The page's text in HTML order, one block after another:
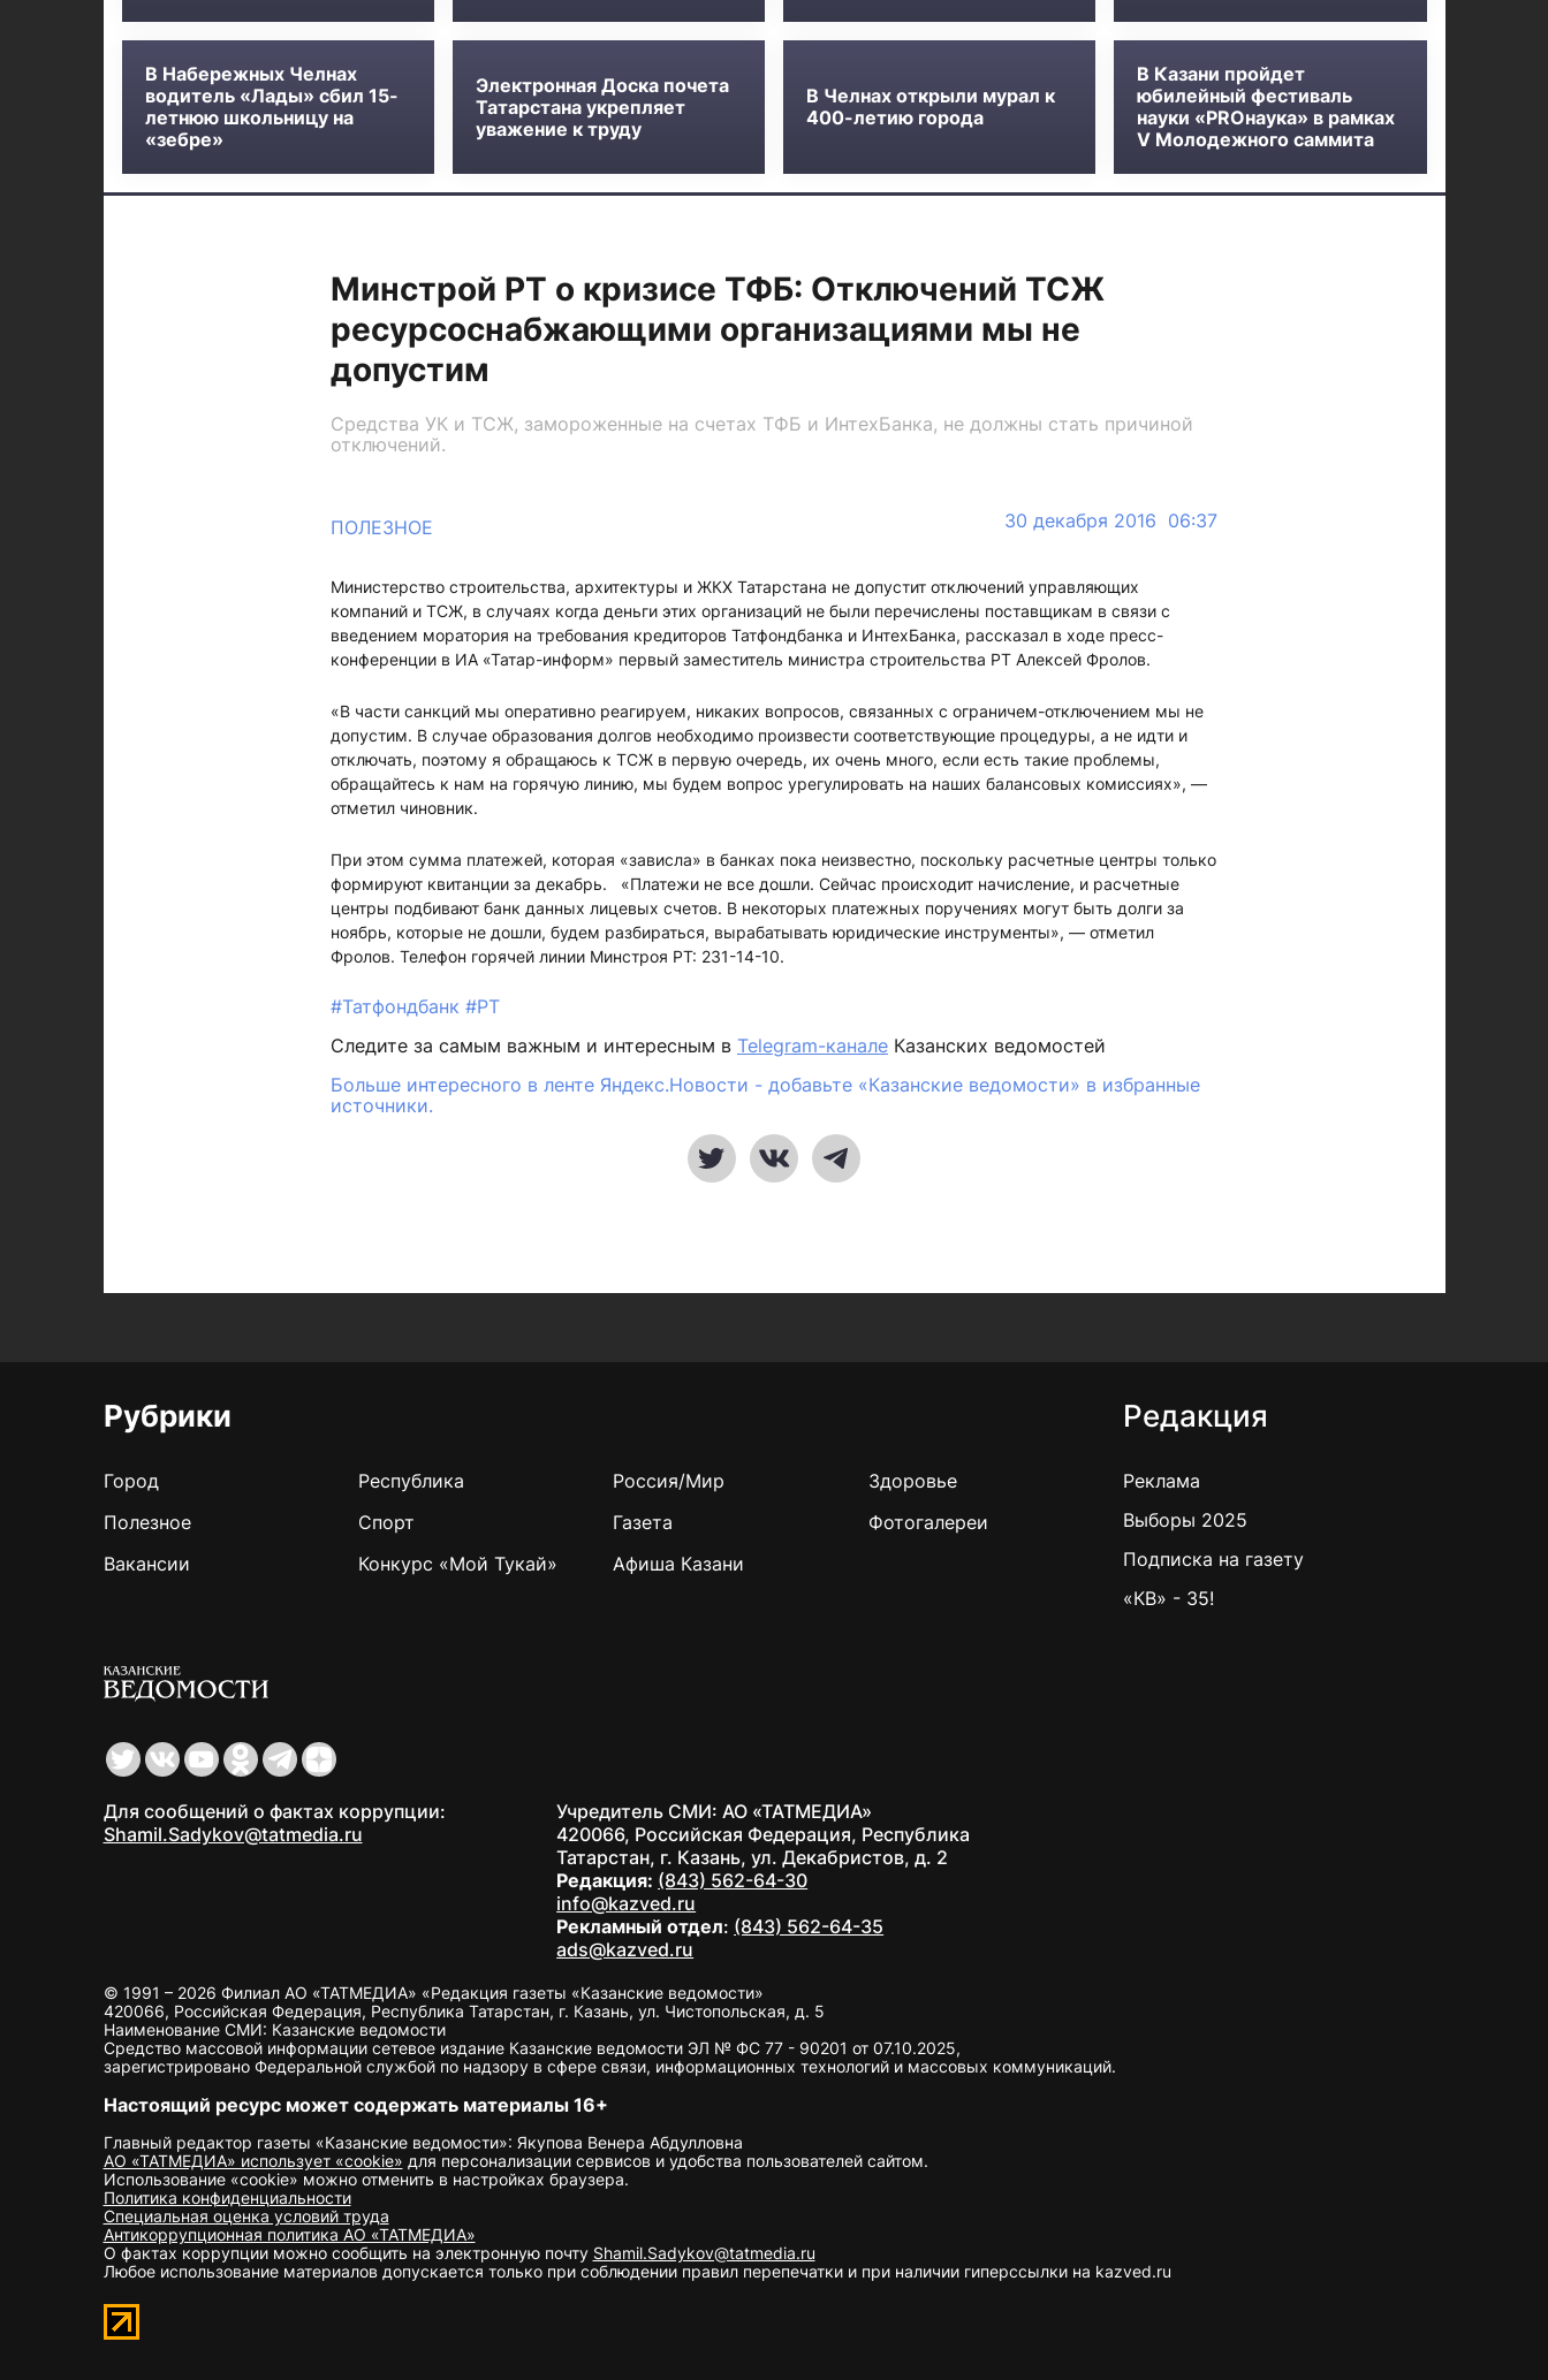
В Набережных Челнах
водитель «Лады» сбил 15-
летнюю школьницу на
«зебре»
Электронная Доска почета
Татарстана укрепляет
уважение к труду
В Челнах открыли мурал к
400-летию города
В Казани пройдет
юбилейный фестиваль
науки «PROнаука» в рамках
V Молодежного саммита
Минстрой РТ о кризисе ТФБ: Отключений ТСЖ
ресурсоснабжающими организациями мы не
допустим
Средства УК и ТСЖ, замороженные на счетах ТФБ и ИнтехБанка, не должны стать причиной
отключений.
ПОЛЕЗНОЕ 30 декабря 2016 06:37
Министерство строительства, архитектуры и ЖКХ Татарстана не допустит отключений управляющих
компаний и ТСЖ, в случаях когда деньги этих организаций не были перечислены поставщикам в связи с
введением моратория на требования кредиторов Татфондбанка и ИнтехБанка, рассказал в ходе пресс-
конференции в ИА «Татар-информ» первый заместитель министра строительства РТ Алексей Фролов.
«В части санкций мы оперативно реагируем, никаких вопросов, связанных с ограничем-отключением мы не
допустим. В случае образования долгов необходимо произвести соответствующие процедуры, а не идти и
отключать, поэтому я обращаюсь к ТСЖ в первую очередь, их очень много, если есть такие проблемы,
обращайтесь к нам на горячую линию, мы будем вопрос урегулировать на наших балансовых комиссиях», —
отметил чиновник.
При этом сумма платежей, которая «зависла» в банках пока неизвестно, поскольку расчетные центры только
формируют квитанции за декабрь. «Платежи не все дошли. Сейчас происходит начисление, и расчетные
центры подбивают банк данных лицевых счетов. В некоторых платежных поручениях могут быть долги за
ноябрь, которые не дошли, будем разбираться, вырабатывать юридические инструменты», — отметил
Фролов. Телефон горячей линии Минстроя РТ: 231-14-10.
#Татфондбанк #РТ
Следите за самым важным и интересным в Telegram-канале Казанских ведомостей
Больше интересного в ленте Яндекс.Новости - добавьте «Казанские ведомости» в избранные
источники.
Рубрики
Город Республика Россия/Мир
Здоровье
Полезное
Спорт Газета
Фотогалереи
Вакансии
Конкурс «Мой Тукай» Афиша Казани
Редакция
Реклама
Выборы 2025
Подписка на газету
«КВ» - 35!
Для сообщений о фактах коррупции:
Shamil.Sadykov@tatmedia.ru
Учредитель СМИ: АО «ТАТМЕДИА»
420066, Российская Федерация, Республика
Татарстан, г. Казань, ул. Декабристов, д. 2
Редакция: (843) 562-64-30
info@kazved.ru
Рекламный отдел: (843) 562-64-35
ads@kazved.ru
© 1991 – 2026 Филиал АО «ТАТМЕДИА» «Редакция газеты «Казанские ведомости»
420066, Российская Федерация, Республика Татарстан, г. Казань, ул. Чистопольская, д. 5
Наименование СМИ: Казанские ведомости
Средство массовой информации сетевое издание Казанские ведомости ЭЛ № ФС 77 - 90201 от 07.10.2025,
зарегистрировано Федеральной службой по надзору в сфере связи, информационных технологий и массовых коммуникаций.
Настоящий ресурс может содержать материалы 16+
Главный редактор газеты «Казанские ведомости»: Якупова Венера Абдулловна
АО «ТАТМЕДИА» использует «cookie» для персонализации сервисов и удобства пользователей сайтом.
Использование «cookie» можно отменить в настройках браузера.
Политика конфиденциальности
Специальная оценка условий труда
Антикоррупционная политика АО «ТАТМЕДИА»
О фактах коррупции можно сообщить на электронную почту Shamil.Sadykov@tatmedia.ru
Любое использование материалов допускается только при соблюдении правил перепечатки и при наличии гиперссылки на kazved.ru